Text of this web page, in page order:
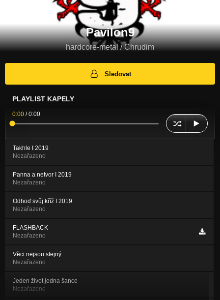
Pavilon9
hardcore-metal / Chrudim
Sledovat
PLAYLIST KAPELY
0:00 /0:00
Takhle I 2019
Nezařazeno
Panna a netvor I 2019
Nezařazeno
Odhoď svůj kříž I 2019
Nezařazeno
FLASHBACK
Nezařazeno
Věci nejsou stejný
Nezařazeno
Jeden život jedna šance
Nezařazeno